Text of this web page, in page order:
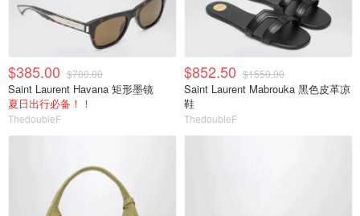
$385.00 $700.00
Saint Laurent Havana 矩形墨镜
夏日出行必备！！
ThedoubleF
$852.50 $1550.00
Saint Laurent Mabrouka 黑色皮革凉
鞋
ThedoubleF